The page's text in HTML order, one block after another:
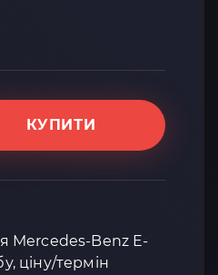
КУПИТИ
Mercedes-Benz E-
ціну/термін